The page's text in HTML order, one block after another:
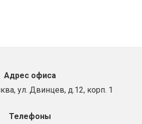
Адрес офиса
ул. Двинцев, д.12, корп. 1
Телефоны